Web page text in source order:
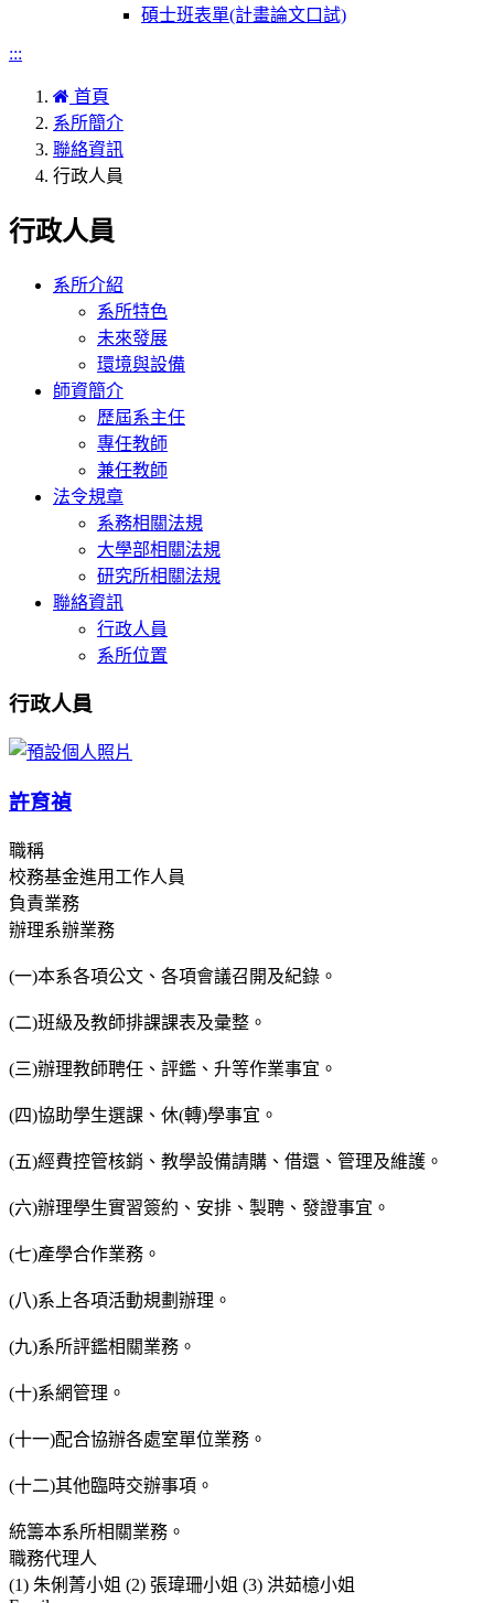
碩士班表單(計畫論文口試)
:::
首頁
系所簡介
聯絡資訊
行政人員
行政人員
系所介紹
系所特色
未來發展
環境與設備
師資簡介
歷屆系主任
專任教師
兼任教師
法令規章
系務相關法規
大學部相關法規
研究所相關法規
聯絡資訊
行政人員
系所位置
行政人員
許育禎
職稱
校務基金進用工作人員
負責業務
辦理系辦業務
(一)本系各項公文、各項會議召開及紀錄。
(二)班級及教師排課課表及彙整。
(三)辦理教師聘任、評鑑、升等作業事宜。
(四)協助學生選課、休(轉)學事宜。
(五)經費控管核銷、教學設備請購、借還、管理及維護。
(六)辦理學生實習簽約、安排、製聘、發證事宜。
(七)產學合作業務。
(八)系上各項活動規劃辦理。
(九)系所評鑑相關業務。
(十)系網管理。
(十一)配合協辦各處室單位業務。
(十二)其他臨時交辦事項。
統籌本系所相關業務。
職務代理人
(1) 朱俐菁小姐 (2) 張瑋珊小姐 (3) 洪茹檍小姐